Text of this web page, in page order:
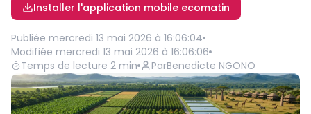
Installer l'application mobile ecomatin
Publiée mercredi 13 mai 2026 à 16:06:04
Modifiée mercredi 13 mai 2026 à 16:06:06
Temps de lecture 2 min ParBenedicte NGONO